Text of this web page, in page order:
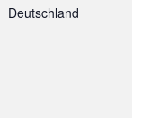
Deutschland